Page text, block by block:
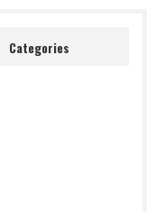
Categories